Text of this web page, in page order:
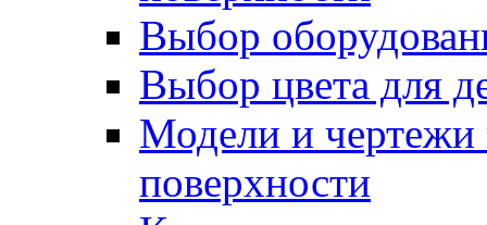
Выбор
Выбор цвета для
Модели и чертежи
поверхности